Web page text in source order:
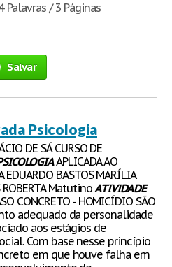
Palavras / 3 Páginas
Salvar
Psicologia
DE SÁ CURSO DE
APLICADA AO
EDUARDO BASTOS MARÍLIA
ROBERTA MatutinoATIVIDADE
CONCRETO - HOMICÍDIO SÃO
adequado da personalidade
aos estágios de
Com base nesse princípio
em que houve falha em